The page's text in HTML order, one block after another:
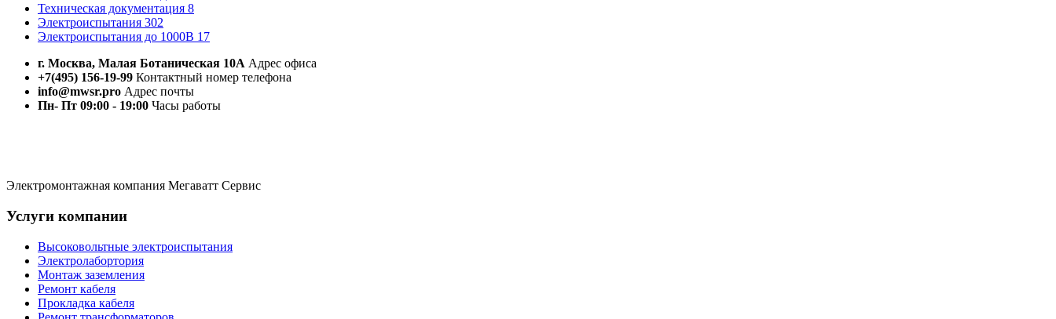
Техническая документация 8
Электроиспытания 302
Электроиспытания до 1000В 17
г. Москва, Малая Ботаническая 10А Адрес офиса
+7(495) 156-19-99 Контактный номер телефона
info@mwsr.pro Адрес почты
Пн- Пт 09:00 - 19:00 Часы работы
Электромонтажная компания Мегаватт Сервис
Услуги компании
Высоковольтные электроиспытания
Электролабортория
Монтаж заземления
Ремонт кабеля
Прокладка кабеля